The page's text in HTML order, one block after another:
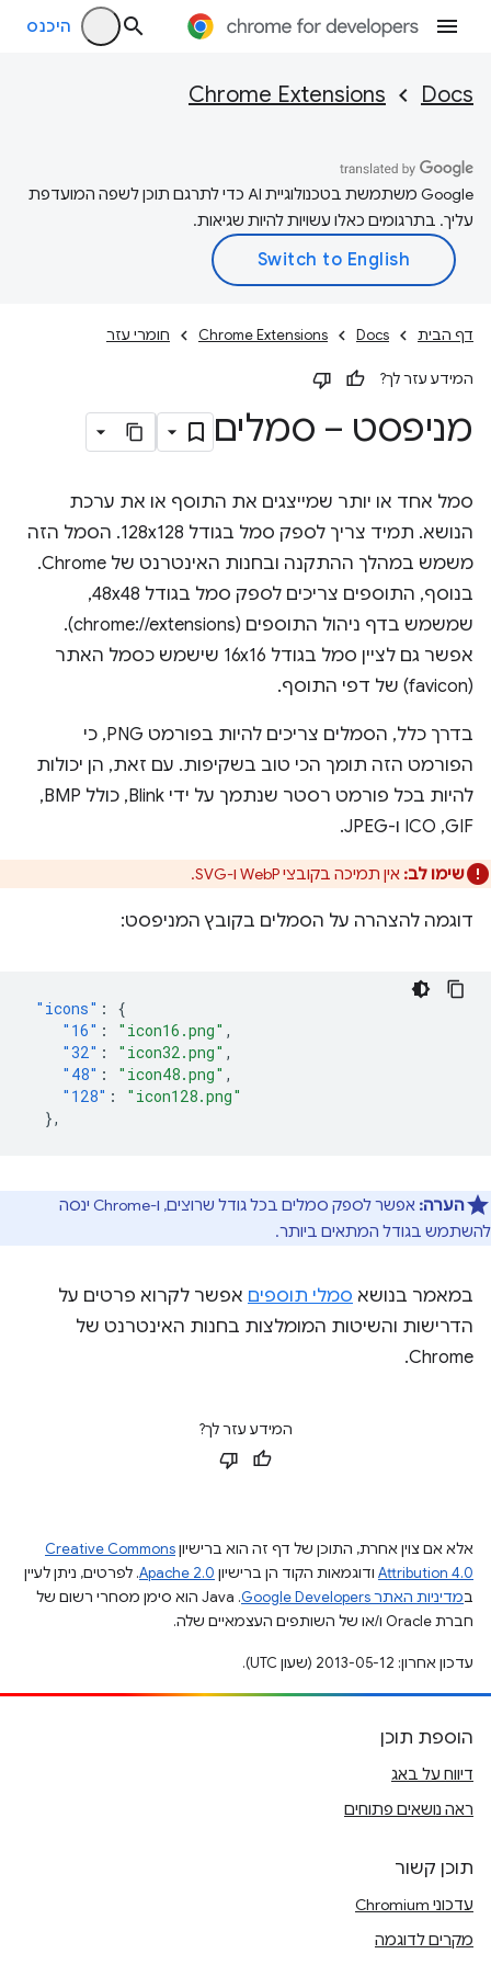
היכנס
Docs
Chrome Extensions
‫Google משתמשת בטכנולוגיית AI כדי לתרגם תוכן לשפה המועדפת
עליך. בתרגומים כאלו עשויות להיות שגיאות.
דף הבית Docs
Chrome Extensions חומרי עזר
המידע עזר לך?
מניפסט – סמלים
סמל אחד או יותר שמייצגים את התוסף או את ערכת
הנושא. תמיד צריך לספק סמל בגודל 128x128. הסמל הזה
משמש במהלך ההתקנה ובחנות האינטרנט של Chrome.
בנוסף, התוספים צריכים לספק סמל בגודל 48x48,
שמשמש בדף ניהול התוספים (chrome://extensions).
אפשר גם לציין סמל בגודל 16x16 שישמש כסמל האתר
(favicon) של דפי התוסף.
בדרך כלל, הסמלים צריכים להיות בפורמט PNG, כי
הפורמט הזה תומך הכי טוב בשקיפות. עם זאת, הן יכולות
להיות בכל פורמט רסטר שנתמך על ידי Blink, כולל BMP,‏
GIF,‏ ICO ו-JPEG.
שימו לב: אין תמיכה בקובצי WebP ו-SVG.
דוגמה להצהרה על הסמלים בקובץ המניפסט:
"icons" :
{
"16" : "icon16.png" ,
"32" : "icon32.png" ,
"48" : "icon48.png" ,
"128" :
"icon128.png"
},
הערה:
אפשר לספק סמלים בכל גודל שרוצים, ו-Chrome ינסה
להשתמש בגודל המתאים ביותר.
במאמר בנושא סמלי תוספים אפשר לקרוא פרטים על
הדרישות והשיטות המומלצות בחנות האינטרנט של
Chrome.
המידע עזר לך?
אלא אם צוין אחרת, התוכן של דף זה הוא ברישיוןCreative Commons
Attribution 4.0 ודוגמאות הקוד הן ברישיון Apache 2.0. לפרטים, ניתן לעיין
במדיניות האתר Google Developers‏
.‏ Java הוא סימן מסחרי רשום של
חברת Oracle ו/או של השותפים העצמאיים שלה.
עדכון אחרון: 2013-05-12 (שעון UTC).
הוספת תוכן
דיווח על באג
ראה נושאים פתוחים
תוכן קשור
עדכוני Chromium
מקרים לדוגמה